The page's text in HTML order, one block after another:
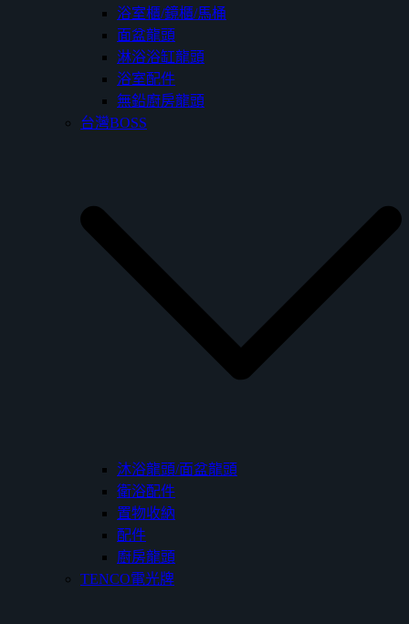
浴室櫃/鏡櫃/馬桶
面盆龍頭
淋浴浴缸龍頭
浴室配件
無鉛廚房龍頭
台灣BOSS
沐浴龍頭/面盆龍頭
衛浴配件
置物收納
配件
廚房龍頭
TENCO電光牌